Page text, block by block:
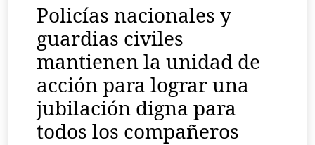
Policías nacionales y
guardias civiles
mantienen la unidad de
acción para lograr una
jubilación digna para
todos los compañeros